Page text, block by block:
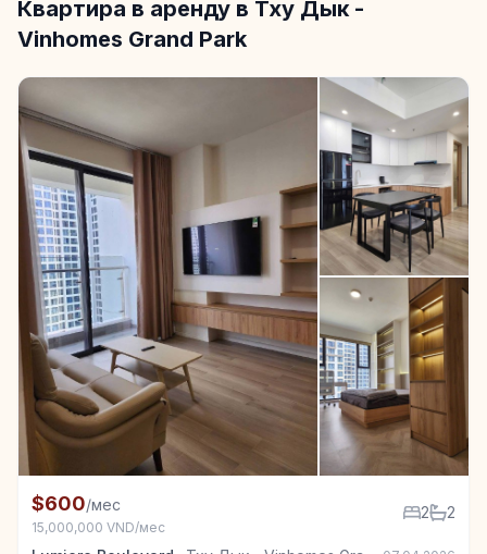
Квартира в аренду в Тху Дык -
Vinhomes Grand Park
Квартира в аренду в Тху Дык - Vinhomes Grand
$600/мес
15,000,000 VND/мес
2 2